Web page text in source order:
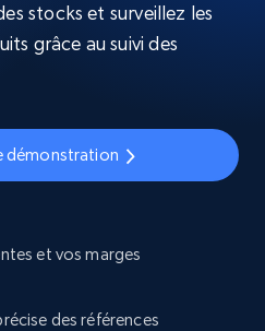
stocks et surveillez les
grâce au suivi des
démonstration
et vos marges
des références